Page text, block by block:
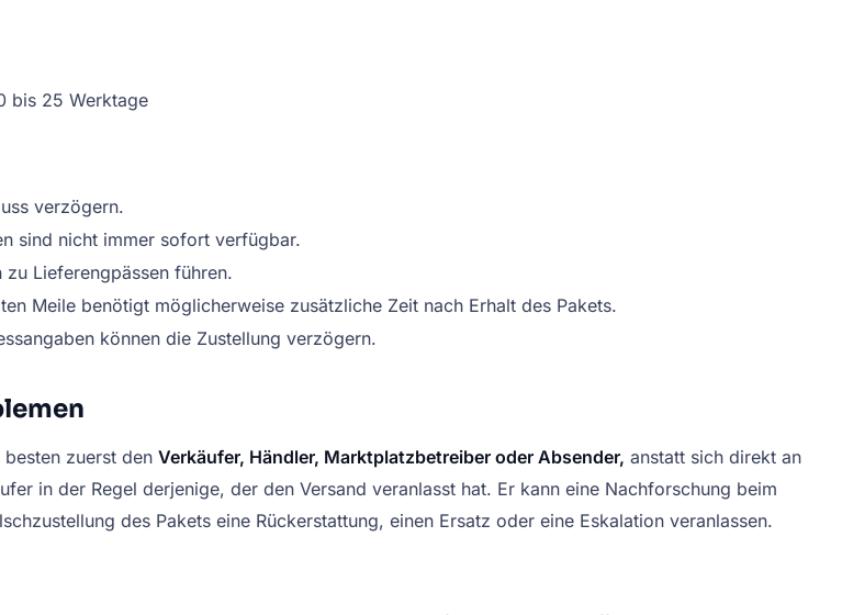
bis 25 Werktage
verzögern.
sind nicht immer sofort verfügbar.
Lieferengpässen führen.
Meile benötigt möglicherweise zusätzliche Zeit nach Erhalt des Pakets.
können die Zustellung verzögern.
zuerst den Verkäufer, Händler, Marktplatzbetreiber oder Absender, anstatt sich direkt an
in der Regel derjenige, der den Versand veranlasst hat. Er kann eine Nachforschung beim
des Pakets eine Rückerstattung, einen Ersatz oder eine Eskalation veranlassen.